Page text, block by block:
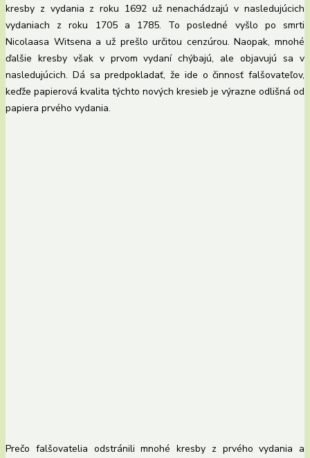
kresby z vydania z roku 1692 už nenachádzajú v nasledujúcich
vydaniach z roku 1705 a 1785. To posledné vyšlo po smrti
Nicolaasa Witsena a už prešlo určitou cenzúrou. Naopak, mnohé
ďalšie kresby však v prvom vydaní chýbajú, ale objavujú sa v
nasledujúcich. Dá sa predpokladať, že ide o činnosť falšovateľov,
keďže papierová kvalita týchto nových kresieb je výrazne odlišná od
papiera prvého vydania.
Prečo falšovatelia odstránili mnohé kresby z prvého vydania a